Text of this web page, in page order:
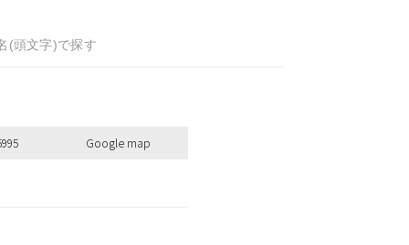
(頭文字)で探す
Google map